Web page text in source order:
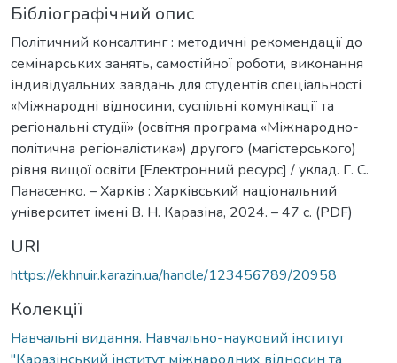
Бібліографічний опис
Політичний консалтинг : методичні рекомендації до
семінарських занять, самостійної роботи, виконання
індивідуальних завдань для студентів спеціальності
«Міжнародні відносини, суспільні комунікації та
регіональні студії» (освітня програма «Міжнародно-
політична регіоналістика») другого (магістерського)
рівня вищої освіти [Електронний ресурс] / уклад. Г. С.
Панасенко. – Харків : Харківський національний
університет імені В. Н. Каразіна, 2024. – 47 с. (PDF)
URI
https://ekhnuir.karazin.ua/handle/123456789/20958
Колекції
Навчальні видання. Навчально-науковий інститут